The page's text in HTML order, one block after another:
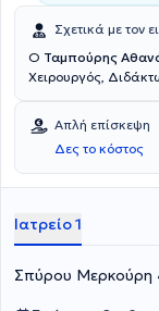
Σχετικά με τον
Ο Ταμπούρης
Χειρουργός,
Απλή επίσκεψη
Δες το κόστος
Ιατρείο 1
Σπύρου Μερκούρη